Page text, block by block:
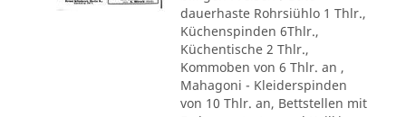
dauerhaste Rohrsiühlo 1 Thlr.,
Küchenspinden 6Thlr.,
Küchentische 2 Thlr.,
Kommoben von 6 Thlr. an ,
Mahagoni - Kleiderspinden
von 10 Thlr. an, Bettstellen mit